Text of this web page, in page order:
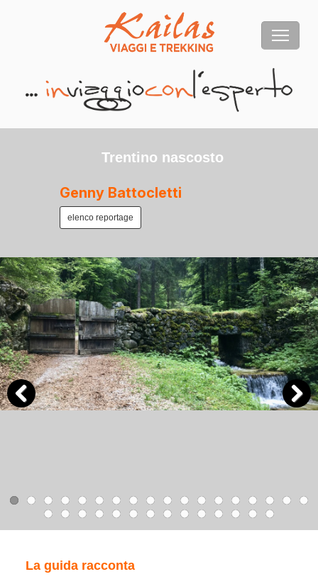
Trentino nascosto
Genny Battocletti
La guida racconta